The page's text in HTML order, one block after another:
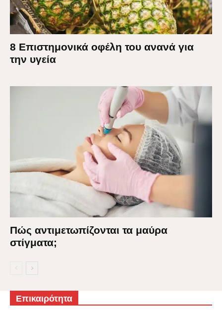
8 Επιστημονικά οφέλη του ανανά για
την υγεία
Πώς αντιμετωπίζονται τα μαύρα
στίγματα;
Επικαιρότητα